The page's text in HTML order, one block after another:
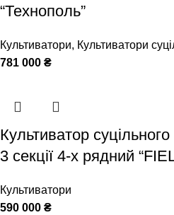
“Технополь”
Культиватори, Культиватори
781 000 ₴
Культиватор
3 секції 4-х рядний
Культиватори
590 000 ₴